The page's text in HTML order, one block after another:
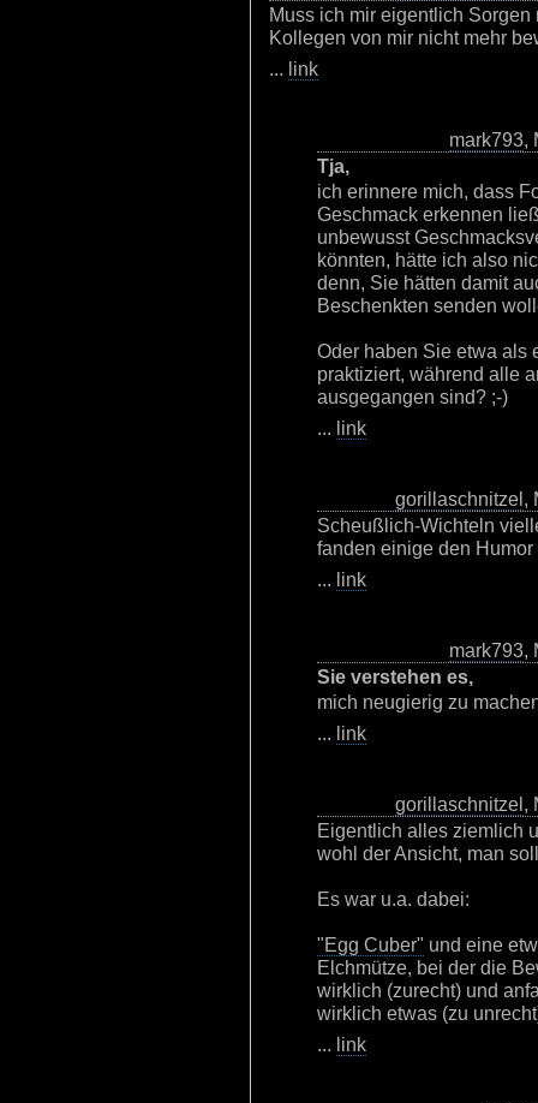
Muss ich mir eigentlich
Kollegen von mir nicht mehr
... link
mark793,
Tja,
ich erinnere mich, dass
Geschmack erkennen
unbewusst
könnten, hätte ich also
denn, Sie hätten damit
Beschenkten senden
Oder haben Sie etwa als
praktiziert, während alle
ausgegangen sind? ;-)
... link
gorillaschnitzel,
Scheußlich-Wichteln
fanden einige den
... link
mark793,
Sie verstehen es,
mich neugierig zu
... link
gorillaschnitzel,
Eigentlich alles ziemlich
wohl der Ansicht, man
Es war u.a. dabei:
"Egg Cuber" und eine
Elchmütze, bei der die
wirklich (zurecht) und
wirklich etwas (zu
... link